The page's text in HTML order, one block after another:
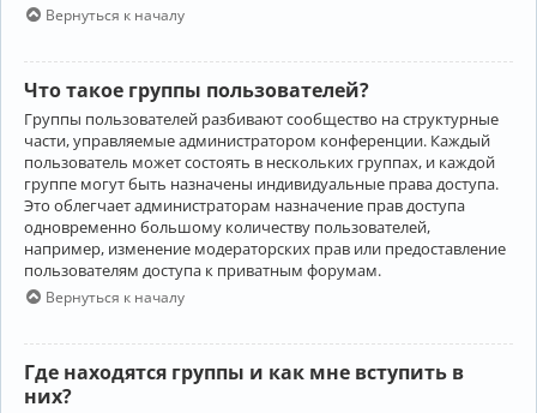
Вернуться к началу
Что такое группы пользователей?
Группы пользователей разбивают сообщество на структурные
части, управляемые администратором конференции. Каждый
пользователь может состоять в нескольких группах, и каждой
группе могут быть назначены индивидуальные права доступа.
Это облегчает администраторам назначение прав доступа
одновременно большому количеству пользователей,
например, изменение модераторских прав или предоставление
пользователям доступа к приватным форумам.
Вернуться к началу
Где находятся группы и как мне вступить в
них?